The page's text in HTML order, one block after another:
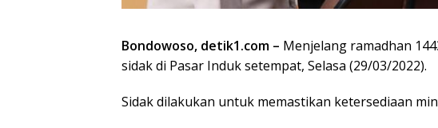
Bondowoso, detik1.com – Menjelang ramadhan
sidak di Pasar Induk setempat, Selasa (29/03/2022).
Sidak dilakukan untuk memastikan ketersediaan